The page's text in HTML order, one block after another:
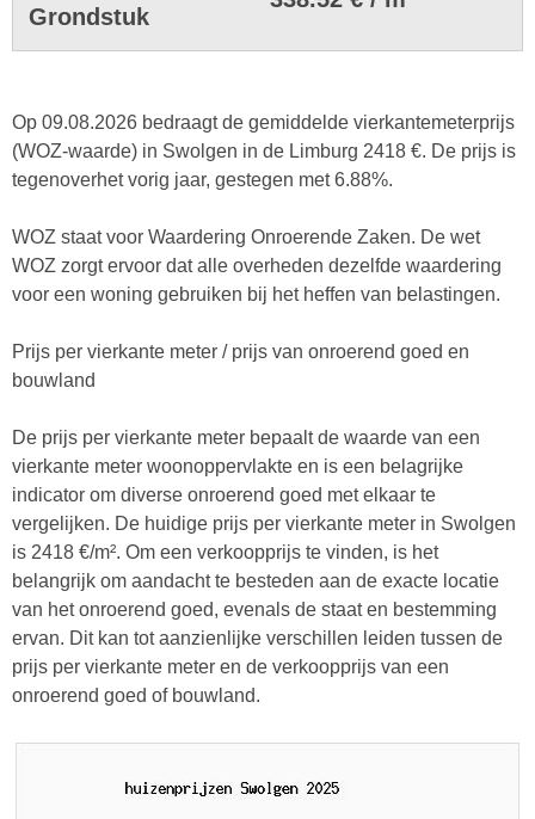
Grondstuk
Op 09.08.2026 bedraagt de gemiddelde vierkantemeterprijs
(WOZ-waarde) in Swolgen in de Limburg 2418 €. De prijs is
tegenoverhet vorig jaar, gestegen met 6.88%.
WOZ staat voor Waardering Onroerende Zaken. De wet
WOZ zorgt ervoor dat alle overheden dezelfde waardering
voor een woning gebruiken bij het heffen van belastingen.
Prijs per vierkante meter / prijs van onroerend goed en
bouwland
De prijs per vierkante meter bepaalt de waarde van een
vierkante meter woonoppervlakte en is een belagrijke
indicator om diverse onroerend goed met elkaar te
vergelijken. De huidige prijs per vierkante meter in Swolgen
is 2418 €/m². Om een verkoopprijs te vinden, is het
belangrijk om aandacht te besteden aan de exacte locatie
van het onroerend goed, evenals de staat en bestemming
ervan. Dit kan tot aanzienlijke verschillen leiden tussen de
prijs per vierkante meter en de verkoopprijs van een
onroerend goed of bouwland.